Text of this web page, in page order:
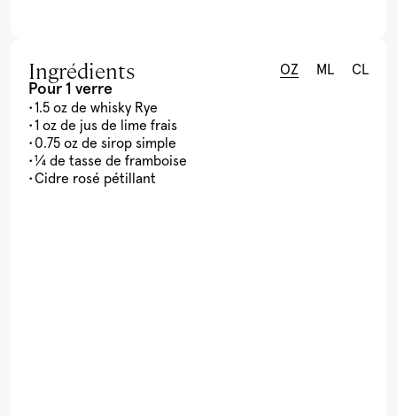
Ingrédients OZ ML CL
Pour 1 verre
1.5 oz de whisky Rye
1 oz de jus de lime frais
0.75 oz de sirop simple
¼ de tasse de framboise
Cidre rosé pétillant